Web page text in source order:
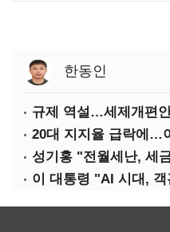
한동인
규제 역설…세제개편
20대 지지율 급락에…